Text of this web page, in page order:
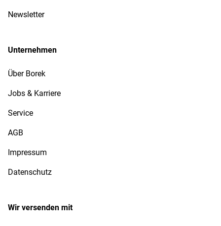
Newsletter
Unternehmen
Über Borek
Jobs & Karriere
Service
AGB
Impressum
Datenschutz
Wir versenden mit